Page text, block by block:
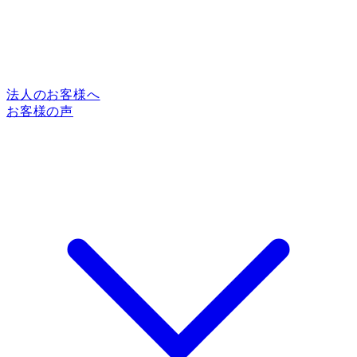
法人のお客様へ
お客様の声